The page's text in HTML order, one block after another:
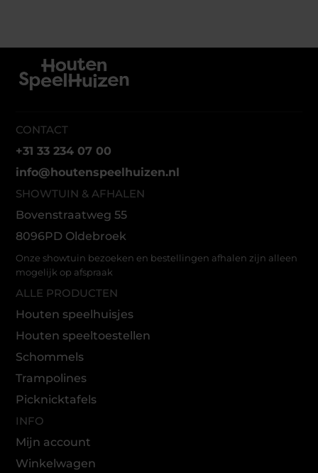
CONTACT
+31 33 234 07 00
info@houtenspeelhuizen.nl
SHOWTUIN & AFHALEN
Bovenstraatweg 55
8096PD Oldebroek
Onze showtuin bezoeken en bestellingen afhalen zijn alleen
mogelijk op afspraak
ALLE PRODUCTEN
Houten speelhuisjes
Houten speeltoestellen
Schommels
Trampolines
Picknicktafels
INFO
Mijn account
Winkelwagen